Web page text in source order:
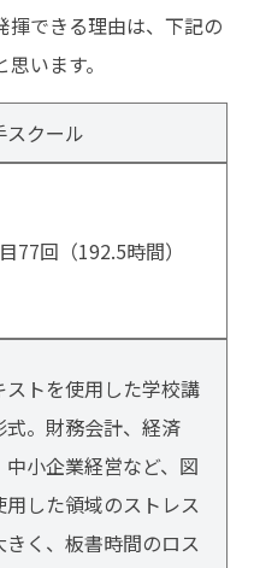
揮できる理由は、下記の
います。
スクール
77回（192.5時間）
ストを使用した学校講
式。財務会計、経済
中小企業経営など、図
用した領域のストレス
きく、板書時間のロス